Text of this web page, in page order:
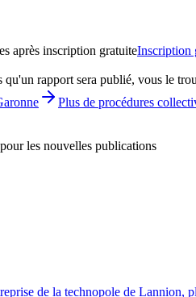
après inscription gratuiteInscription
rapport sera publié, vous le
Plus de procédures
les nouvelles publications
de la technopole de Lannion,